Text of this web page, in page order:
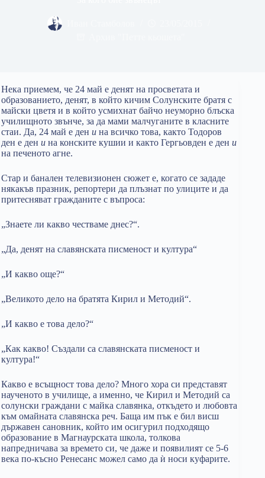
Нека приемем, че 24 май е денят на просветата и
образованието, денят, в който кичим Солунските братя с
майски цветя и в който усмихнат байчо неуморно блъска
училищното звънче, за да мами малчуганите в класните
стаи. Да, 24 май е ден и на всичко това, както Тодоров
ден е ден и на конските кушии и както Гергьовден е ден и
на печеното агне.
Стар и банален телевизионен сюжет е, когато се зададе
някакъв празник, репортери да плъзнат по улиците и да
притесняват гражданите с въпроса:
„Знаете ли какво честваме днес?“.
„Да, денят на славянската писменост и култура“
„И какво още?“
„Великото дело на братята Кирил и Методий“.
„И какво е това дело?“
„Как какво! Създали са славянската писменост и
култура!“
Какво е всъщност това дело? Много хора си представят
наученото в училище, а именно, че Кирил и Методий са
солунски граждани с майка славянка, откъдето и любовта
към омайната славянска реч. Баща им пък е бил висш
държавен сановник, който им осигурил подходящо
образование в Магнаурската школа, толкова
напредничава за времето си, че даже и появилият се 5-6
века по-късно Ренесанс можел само да ѝ носи куфарите.